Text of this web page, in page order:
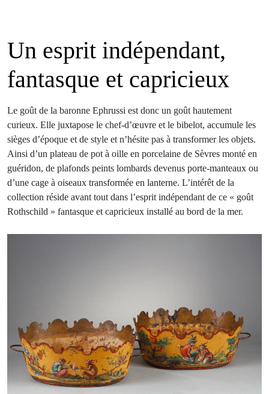
Un esprit indépendant,
fantasque et capricieux
Le goût de la baronne Ephrussi est donc un goût hautement
curieux. Elle juxtapose le chef-d’œuvre et le bibelot, accumule les
sièges d’époque et de style et n’hésite pas à transformer les objets.
Ainsi d’un plateau de pot à oille en porcelaine de Sèvres monté en
guéridon, de plafonds peints lombards devenus porte-manteaux ou
d’une cage à oiseaux transformée en lanterne. L’intérêt de la
collection réside avant tout dans l’esprit indépendant de ce « goût
Rothschild » fantasque et capricieux installé au bord de la mer.